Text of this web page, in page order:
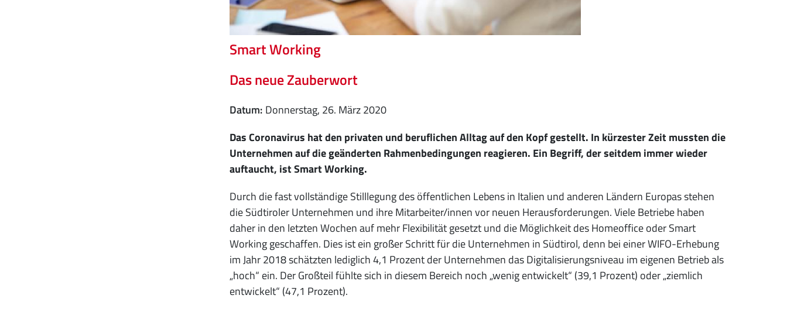
Smart Working
Das neue Zauberwort
Datum Donnerstag, 26. März 2020
Das Coronavirus hat den privaten und beruflichen Alltag auf den Kopf gestellt. In kürzester Zeit mussten die
Unternehmen auf die geänderten Rahmenbedingungen reagieren. Ein Begriff, der seitdem immer wieder
auftaucht, ist Smart Working.
Durch die fast vollständige Stilllegung des öffentlichen Lebens in Italien und anderen Ländern Europas stehen
die Südtiroler Unternehmen und ihre Mitarbeiter/innen vor neuen Herausforderungen. Viele Betriebe haben
daher in den letzten Wochen auf mehr Flexibilität gesetzt und die Möglichkeit des Homeoffice oder Smart
Working geschaffen. Dies ist ein großer Schritt für die Unternehmen in Südtirol, denn bei einer WIFO-Erhebung
im Jahr 2018 schätzten lediglich 4,1 Prozent der Unternehmen das Digitalisierungsniveau im eigenen Betrieb als
„hoch“ ein. Der Großteil fühlte sich in diesem Bereich noch „wenig entwickelt“ (39,1 Prozent) oder „ziemlich
entwickelt“ (47,1 Prozent).